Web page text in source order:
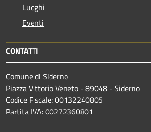
Luoghi
Eventi
CONTATTI
Comune di Siderno
Piazza Vittorio Veneto - 89048 - Siderno
Codice Fiscale: 00132240805
Partita IVA: 00272360801